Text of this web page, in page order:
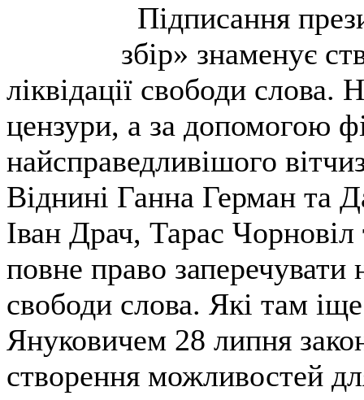
Підписання
збір» знаменує
ліквідації свободи слова.
цензури, а за допомогою
найсправедливішого
Віднині Ганна Герман та
Іван Драч, Тарас
повне право заперечувати
свободи слова. Які там
Януковичем 28 липня
створення можливостей